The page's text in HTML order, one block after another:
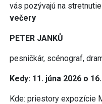
vás pozývajú na
večery
PETER JANKŮ
pesničkár, scénograf,
Kedy: 11. júna 2026 o
Kde: priestory expozície